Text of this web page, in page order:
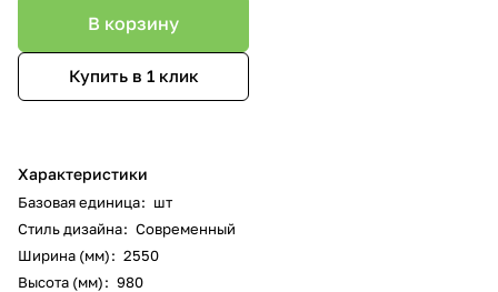
В корзину
Купить в 1 клик
Характеристики
Базовая единица: шт
Стиль дизайна: Современный
Ширина (мм): 2550
Высота (мм): 980